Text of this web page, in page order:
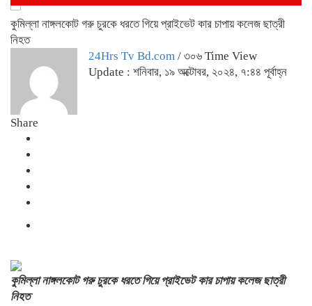
কুমিল্লা নাঙ্গলকোট গরু চুরকে ধরতে গিয়ে প্রাইভেট কার চাপায় কলেজ ছাত্রী
নিহত
24Hrs Tv Bd.com / ৩০৬ Time View
Update : শনিবার, ১৯ অক্টোবর, ২০২৪, ৭:৪৪ পূর্বাহ্ন
Share
কুমিল্লা নাঙ্গলকোট গরু চুরকে ধরতে গিয়ে প্রাইভেট কার চাপায় কলেজ ছাত্রী
নিহত